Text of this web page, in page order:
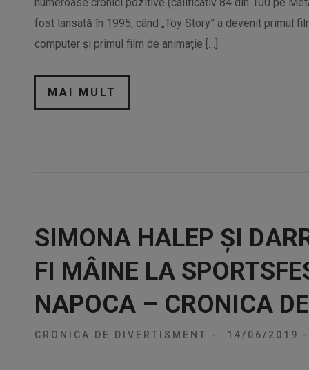
fost lansată în 1995, când „Toy Story” a devenit primul
computer și primul film de animație […]
MAI MULT
SIMONA HALEP ȘI
FI MÂINE LA
NAPOCA – CRONICA
CRONICA DE DIVERTISMENT - 14/06/2019 -